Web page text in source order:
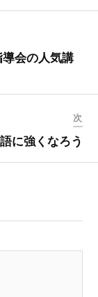
会の人気講
次
に強くなろう